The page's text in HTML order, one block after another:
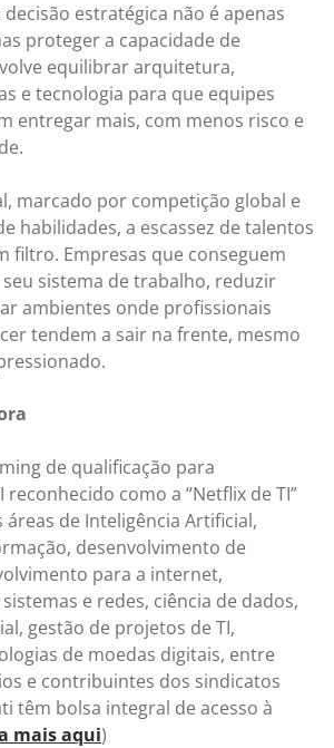
estratégica não é apenas
proteger a capacidade de
equilibrar arquitetura,
e tecnologia para que equipes
entregar mais, com menos risco e
marcado por competição global e
habilidades, a escassez de talentos
filtro. Empresas que conseguem
sistema de trabalho, reduzir
ambientes onde profissionais
tendem a sair na frente, mesmo
de qualificação para
como a “Netflix de TI”
áreas de Inteligência Artificial,
desenvolvimento de
para a internet,
e redes, ciência de dados,
gestão de projetos de TI,
de moedas digitais, entre
e contribuintes dos sindicatos
têm bolsa integral de acesso à
mais aqui)